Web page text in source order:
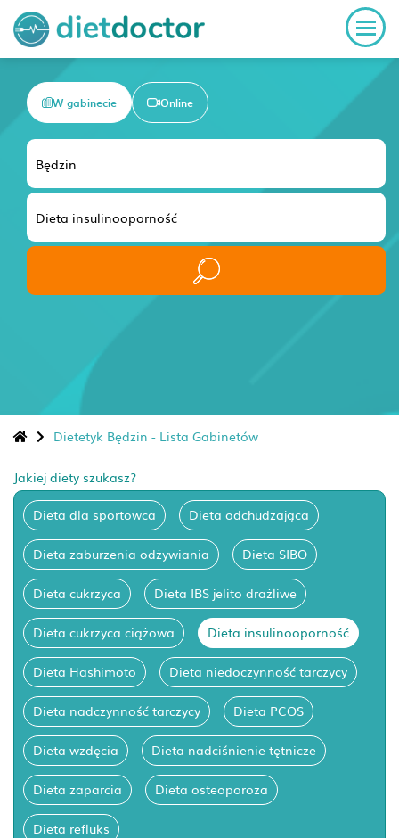
W gabinecie Online
Dietetyk Będzin - Lista Gabinetów
Jakiej diety szukasz?
Dieta dla sportowca Dieta odchudzająca
Dieta zaburzenia odżywiania Dieta SIBO
Dieta cukrzyca Dieta IBS jelito drażliwe
Dieta cukrzyca ciążowa Dieta insulinooporność
Dieta Hashimoto Dieta niedoczynność tarczycy
Dieta nadczynność tarczycy Dieta PCOS
Dieta wzdęcia Dieta nadciśnienie tętnicze
Dieta zaparcia Dieta osteoporoza
Dieta refluks